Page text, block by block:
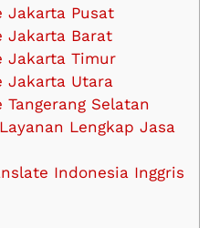
Jakarta Pusat
Jakarta Barat
Jakarta Timur
Jakarta Utara
Selatan
Lengkap Jasa
Indonesia Inggris